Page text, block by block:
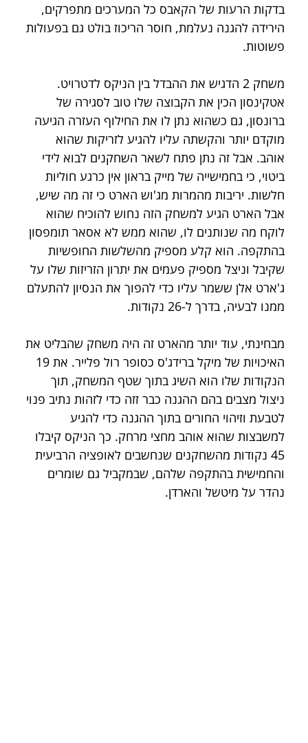
בדקות הרעות של הקאבס כל המערכים מתפרקים,
הירידה להגנה נעלמת, חוסר הריכוז בולט גם בפעולות
פשוטות.
משחק 2 הדגיש את ההבדל בין הניקס לדטרויט.
אטקינסון הכין את הקבוצה שלו טוב לסגירה של
ברונסון, גם כשהוא נתן לו את החילוף העזרה הגיעה
מוקדם יותר והקשתה עליו להגיע לזריקות שהוא
אוהב. אבל זה נתן פתח לשאר השחקנים לבוא לידי
ביטוי, כי בחמישייה של מייק בראון אין כרגע חוליות
חלשות. יריבות מהמרות מג'וש הארט כי זה מה שיש,
אבל הארט הגיע למשחק הזה נחוש להוכיח שהוא
לוקח מה שנותנים לו, שהוא ממש לא אסאר תומפסון
בהתקפה. הוא קלע מספיק מהשלשות החופשיות
שקיבל וניצל מספיק פעמים את יתרון הזריזות שלו על
ג'ארט אלן ששמר עליו כדי להפוך את הנסיון להתעלם
ממנו לבעיה, בדרך ל-26 נקודות.
מבחינתי, עוד יותר מהארט זה היה משחק שהבליט את
הנקודות שלו הוא השיג בתוך שטף המשחק, תוך
ניצול מצבים בהם ההגנה כבר זזה כדי לזהות נתיב פנוי
לטבעת וזיהוי החורים בתוך ההגנה כדי להגיע
למשבצות שהוא אוהב מחצי מרחק. כך הניקס קיבלו
45 נקודות מהשחקנים שנחשבים לאופציה הרביעית
והחמישית בהתקפה שלהם, שבמקביל גם שומרים
נהדר על מיטשל והארדן.